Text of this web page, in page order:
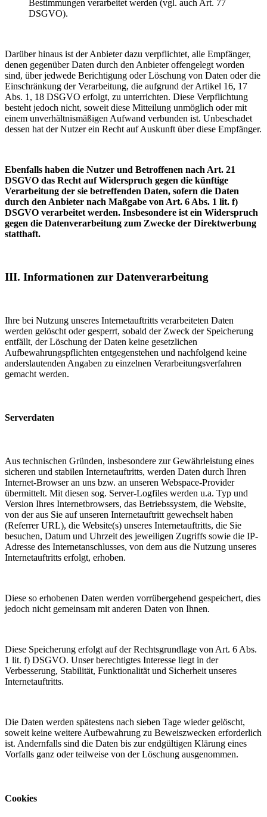
Bestimmungen verarbeitet werden (vgl. auch Art. 77
DSGVO).
Darüber hinaus ist der Anbieter dazu verpflichtet, alle Empfänger,
denen gegenüber Daten durch den Anbieter offengelegt worden
sind, über jedwede Berichtigung oder Löschung von Daten oder die
Einschränkung der Verarbeitung, die aufgrund der Artikel 16, 17
Abs. 1, 18 DSGVO erfolgt, zu unterrichten. Diese Verpflichtung
besteht jedoch nicht, soweit diese Mitteilung unmöglich oder mit
einem unverhältnismäßigen Aufwand verbunden ist. Unbeschadet
dessen hat der Nutzer ein Recht auf Auskunft über diese Empfänger.
Ebenfalls haben die Nutzer und Betroffenen nach Art. 21
DSGVO das Recht auf Widerspruch gegen die künftige
Verarbeitung der sie betreffenden Daten, sofern die Daten
durch den Anbieter nach Maßgabe von Art. 6 Abs. 1 lit. f)
DSGVO verarbeitet werden. Insbesondere ist ein Widerspruch
gegen die Datenverarbeitung zum Zwecke der Direktwerbung
statthaft.
III. Informationen zur Datenverarbeitung
Ihre bei Nutzung unseres Internetauftritts verarbeiteten Daten
werden gelöscht oder gesperrt, sobald der Zweck der Speicherung
entfällt, der Löschung der Daten keine gesetzlichen
Aufbewahrungspflichten entgegenstehen und nachfolgend keine
anderslautenden Angaben zu einzelnen Verarbeitungsverfahren
gemacht werden.
Serverdaten
Aus technischen Gründen, insbesondere zur Gewährleistung eines
sicheren und stabilen Internetauftritts, werden Daten durch Ihren
Internet-Browser an uns bzw. an unseren Webspace-Provider
übermittelt. Mit diesen sog. Server-Logfiles werden u.a. Typ und
Version Ihres Internetbrowsers, das Betriebssystem, die Website,
von der aus Sie auf unseren Internetauftritt gewechselt haben
(Referrer URL), die Website(s) unseres Internetauftritts, die Sie
besuchen, Datum und Uhrzeit des jeweiligen Zugriffs sowie die IP-
Adresse des Internetanschlusses, von dem aus die Nutzung unseres
Internetauftritts erfolgt, erhoben.
Diese so erhobenen Daten werden vorrübergehend gespeichert, dies
jedoch nicht gemeinsam mit anderen Daten von Ihnen.
Diese Speicherung erfolgt auf der Rechtsgrundlage von Art. 6 Abs.
1 lit. f) DSGVO. Unser berechtigtes Interesse liegt in der
Verbesserung, Stabilität, Funktionalität und Sicherheit unseres
Internetauftritts.
Die Daten werden spätestens nach sieben Tage wieder gelöscht,
soweit keine weitere Aufbewahrung zu Beweiszwecken erforderlich
ist. Andernfalls sind die Daten bis zur endgültigen Klärung eines
Vorfalls ganz oder teilweise von der Löschung ausgenommen.
Cookies